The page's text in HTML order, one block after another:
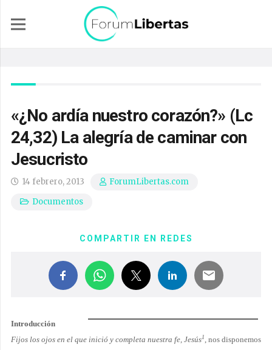
«¿No ardía nuestro corazón?» (Lc
24,32) La alegría de caminar con
Jesucristo
14 febrero, 2013
ForumLibertas.com
Documentos
COMPARTIR EN REDES
Introducción
Fijos los ojos en el que inició y completa nuestra fe, Jesús1, nos disponemos